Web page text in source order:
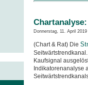
Donnerstag, 11. April
(Chart & Rat) Die
Kaufsignal
Indikatorenanalyse